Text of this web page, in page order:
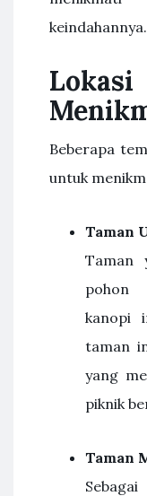
keindahannya.
Beberapa
untuk
Taman
Taman
pohon
kanopi
taman
yang
piknik
Taman